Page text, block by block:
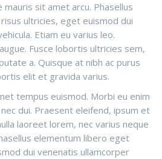
sit amet arcu. Phasellus
ultricies, eget euismod dui
Etiam eu varius leo.
Fusce lobortis ultricies sem,
a. Quisque at nibh ac purus
elit et gravida varius.
tempus euismod. Morbi eu enim
dui. Praesent eleifend, ipsum et
laoreet lorem, nec varius neque
elementum libero eget
dui venenatis ullamcorper